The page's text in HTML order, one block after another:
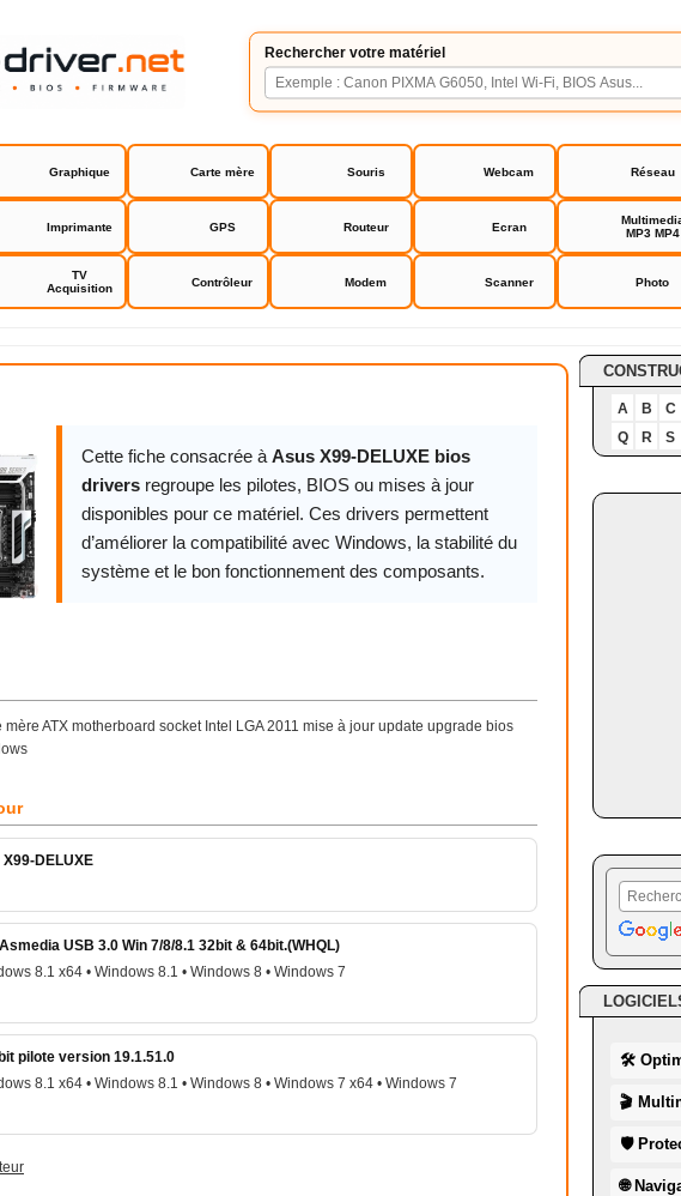
Rechercher votre matériel
Graphique Carte mère Souris Webcam Réseau
Imprimante GPS Routeur Ecran
MP3 MP4
TV
Acquisition
Contrôleur Modem Scanner Photo
Asus X99-DELUXE bios drivers
Cette fiche consacrée à Asus X99-DELUXE bios
drivers regroupe les pilotes, BIOS ou mises à jour
disponibles pour ce matériel. Ces drivers permettent
d’améliorer la compatibilité avec Windows, la stabilité du
système et le bon fonctionnement des composants.
mère ATX motherboard socket Intel LGA 2011 mise à jour update upgrade bios
DELUXE
USB 3.0 Win 7/8/8.1 32bit & 64bit.(WHQL)
8.1 x64 • Windows 8.1 • Windows 8 • Windows 7
pilote version 19.1.51.0
8.1 x64 • Windows 8.1 • Windows 8 • Windows 7 x64 • Windows 7
A B
C
Q
R S
🛠
🎬
🛡
🌐